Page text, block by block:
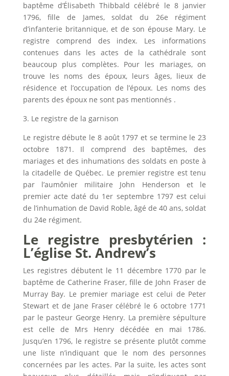
baptême d’Élisabeth Thibbald célébré le 8 janvier
1796, fille de James, soldat du 26e régiment
d’infanterie britannique, et de son épouse Mary. Le
registre comprend des index. Les informations
contenues dans les actes de la cathédrale sont
beaucoup plus complètes. Pour les mariages, on
trouve les noms des époux, leurs âges, lieux de
résidence et l’occupation de l’époux. Les noms des
parents des époux ne sont pas mentionnés .
3. Le registre de la garnison
Le registre débute le 8 août 1797 et se termine le 23
octobre 1871. Il comprend des baptêmes, des
mariages et des inhumations des soldats en poste à
la citadelle de Québec. Le premier registre est tenu
par l’aumônier militaire John Henderson et le
premier acte daté du 1er septembre 1797 est celui
de l’inhumation de David Roble, âgé de 40 ans, soldat
du 24e régiment.
Le registre presbytérien :
L’église St. Andrew’s
Les registres débutent le 11 décembre 1770 par le
baptême de Catherine Fraser, fille de John Fraser de
Murray Bay. Le premier mariage est celui de Peter
Stewart et de Jane Fraser célébré le 6 octobre 1771
par le pasteur George Henry. La première sépulture
est celle de Mrs Henry décédée en mai 1786.
Jusqu’en 1796, le registre se présente plutôt comme
une liste n’indiquant que le nom des personnes
concernées par les actes. Par la suite, les actes sont